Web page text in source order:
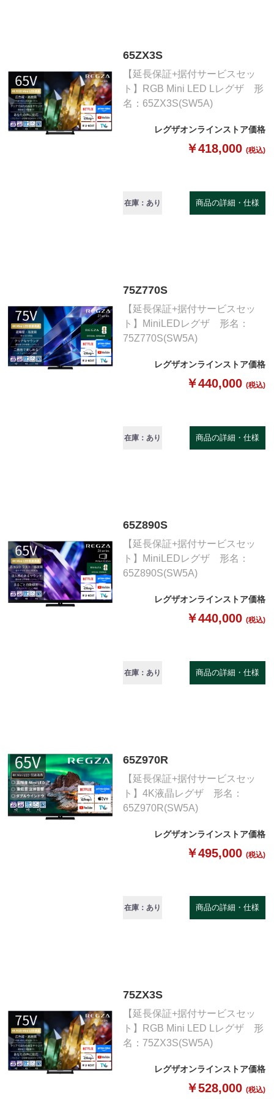
65ZX3S
【延長保証+据付サービスセッ
ト】RGB Mini LED Lレグザ 形
名：65ZX3S(SW5A)
レグザオンラインストア価格
￥418,000 (税込)
在庫：あり 商品の詳細・仕様
75Z770S
【延長保証+据付サービスセッ
ト】MiniLEDレグザ 形名：
75Z770S(SW5A)
レグザオンラインストア価格
￥440,000 (税込)
在庫：あり 商品の詳細・仕様
65Z890S
【延長保証+据付サービスセッ
ト】MiniLEDレグザ 形名：
65Z890S(SW5A)
レグザオンラインストア価格
￥440,000 (税込)
在庫：あり 商品の詳細・仕様
65Z970R
【延長保証+据付サービスセッ
ト】4K液晶レグザ 形名：
65Z970R(SW5A)
レグザオンラインストア価格
￥495,000 (税込)
在庫：あり 商品の詳細・仕様
75ZX3S
【延長保証+据付サービスセッ
ト】RGB Mini LED Lレグザ 形
名：75ZX3S(SW5A)
レグザオンラインストア価格
￥528,000 (税込)